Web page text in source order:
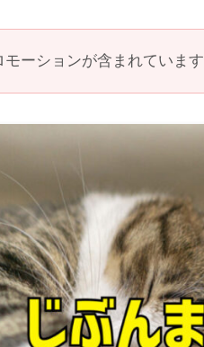
モーションが含まれています